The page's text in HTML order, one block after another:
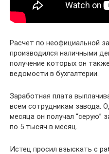
Расчет по неофициальной
производился наличными
получение которых он
ведомости в бухгалтерии.
Заработная плата
всем сотрудникам завода.
месяца он получал “серую”
по 5 тысяч в месяц.
Истец просил взыскать с